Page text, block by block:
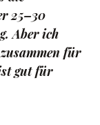
25–30
Aber ich
für
gut für